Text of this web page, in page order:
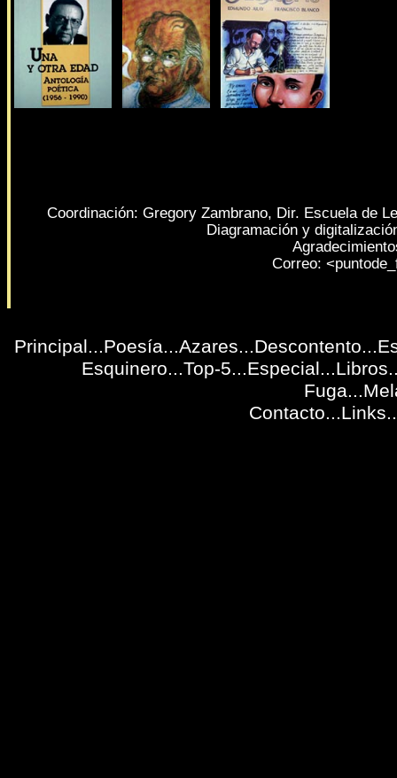
Coordinación: Gregory Zambrano, Dir. Escuela de
Diagramación y
Correo: <
Principal...Poesía...Azares...Descontento...
Esquinero...Top-5...Especial...Libros
Fuga...
Contacto...Links